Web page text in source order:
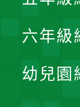
六年級
幼兒園